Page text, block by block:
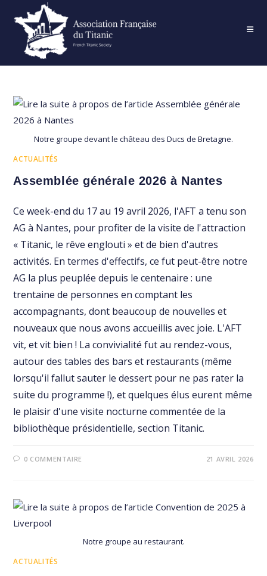
content
Notre groupe devant le château des Ducs de Bretagne.
ACTUALITÉS
Assemblée générale 2026 à Nantes
Ce week-end du 17 au 19 avril 2026, l'AFT a tenu son
AG à Nantes, pour profiter de la visite de l'attraction
« Titanic, le rêve englouti » et de bien d'autres
activités. En termes d'effectifs, ce fut peut-être notre
AG la plus peuplée depuis le centenaire : une
trentaine de personnes en comptant les
accompagnants, dont beaucoup de nouvelles et
nouveaux que nous avons accueillis avec joie. L'AFT
vit, et vit bien ! La convivialité fut au rendez-vous,
autour des tables des bars et restaurants (même
lorsqu'il fallut sauter le dessert pour ne pas rater la
suite du programme !), et quelques élus eurent même
le plaisir d'une visite nocturne commentée de la
bibliothèque présidentielle, section Titanic.
0 COMMENTAIRE 21 AVRIL 2026
Notre groupe au restaurant.
ACTUALITÉS